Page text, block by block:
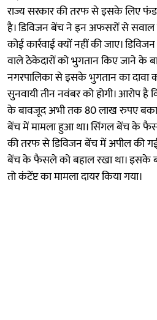
राज्य सरकार की तरफ से इसके लिए फंड
है। डिविजन बेंच ने इन अफसरों से
कोई कार्रवाई क्यों नहीं की जाए।
वाले ठेकेदारों को भुगतान किए जाने के
नगरपालिका से इसके भुगतान का
सुनवायी तीन नवंबर को होगी। आरोप
के बावजूद अभी तक 80 लाख रुपए
बेंच में मामला हुआ था। सिंगल बेंच के
की तरफ से डिविजन बेंच में अपील की
बेंच के फैसले को बहाल रखा था। इसके
तो कंटेंप्ट का मामला दायर किया गया।